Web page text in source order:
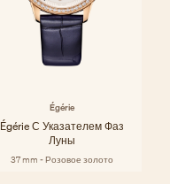
Égérie
Égérie С Указателем Фаз
Луны
37 mm - Розовое золото